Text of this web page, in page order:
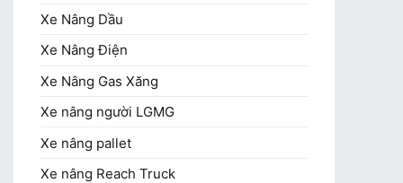
Xe Nâng Dầu
Xe Nâng Điện
Xe Nâng Gas Xăng
Xe nâng người LGMG
Xe nâng pallet
Xe nâng Reach Truck